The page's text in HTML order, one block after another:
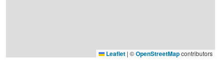
Leaflet | ©OpenStreetMapcontributors